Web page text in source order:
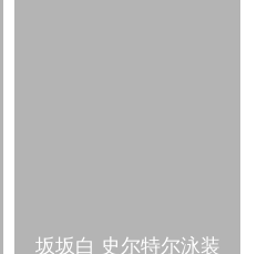
坂坂白 史尔特尔泳装